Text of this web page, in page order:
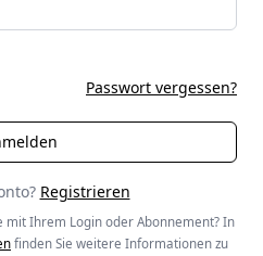
Passwort vergessen?
Registrieren
mit Ihrem Login oder Abonnement? In
finden Sie weitere Informationen zu